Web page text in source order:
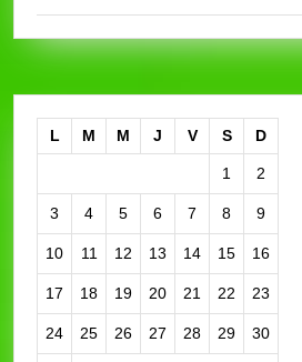
L M M J V S D
1 2
3 4 5 6 7 8 9
10 11 12 13 14 15 16
17 18 19 20 21 22 23
24 25 26 27 28 29 30